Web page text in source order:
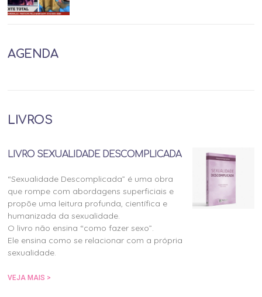
AGENDA
LIVROS
LIVRO SEXUALIDADE DESCOMPLICADA
“Sexualidade Descomplicada” é uma obra
que rompe com abordagens superficiais e
propõe uma leitura profunda, científica e
humanizada da sexualidade.
O livro não ensina “como fazer sexo”.
Ele ensina como se relacionar com a própria
sexualidade.
VEJA MAIS >